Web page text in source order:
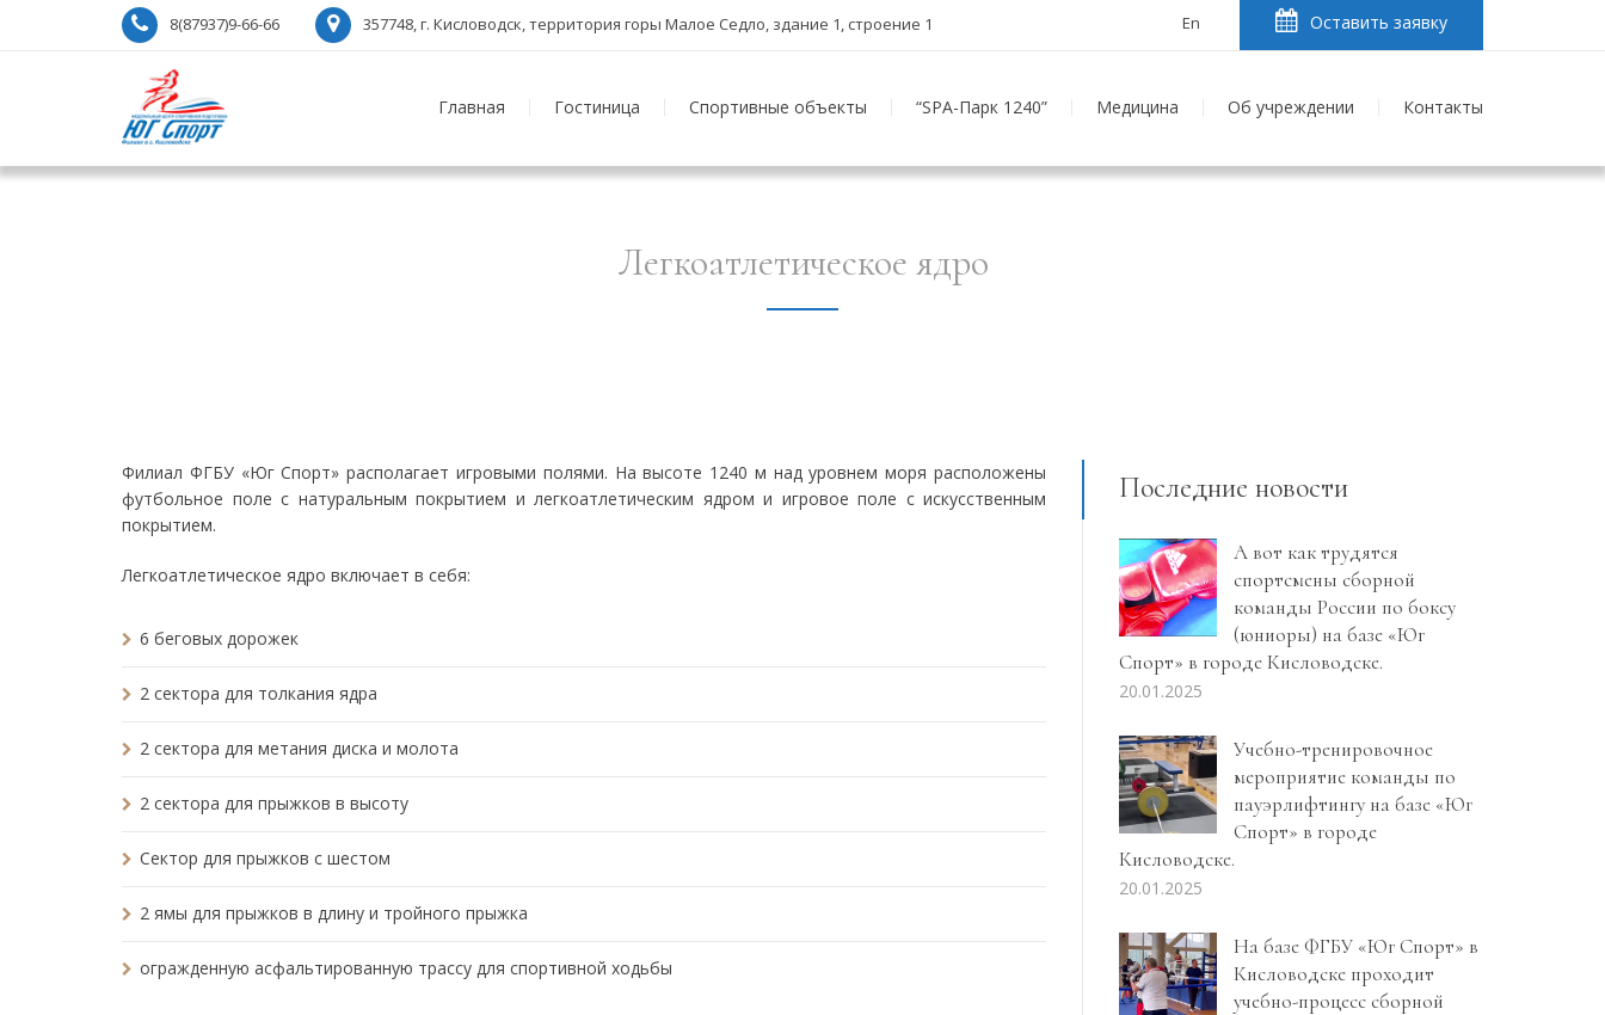
8(87937)9-66-66 357748, г. Кисловодск, территория горы Малое Седло, здание 1, строение 1 En Оставить заявку
Главная Гостиница Спортивные объекты “SPA-Парк 1240” Медицина Об учреждении Контакты
Легкоатлетическое ядро
Филиал ФГБУ «Юг Спорт» располагает игровыми полями. На высоте 1240 м над уровнем моря расположены
футбольное поле с натуральным покрытием и легкоатлетическим ядром и игровое поле с искусственным
покрытием.
Легкоатлетическое ядро включает в себя:
6 беговых дорожек
2 сектора для толкания ядра
2 сектора для метания диска и молота
2 сектора для прыжков в высоту
Сектор для прыжков с шестом
2 ямы для прыжков в длину и тройного прыжка
огражденную асфальтированную трассу для спортивной ходьбы
Последние новости
А вот как трудятся
спортсмены сборной
команды России по боксу
(юниоры) на базе «Юг
Спорт» в городе Кисловодске.
20.01.2025
Учебно-тренировочное
мероприятие команды по
пауэрлифтингу на базе «Юг
Спорт» в городе
Кисловодске.
20.01.2025
На базе ФГБУ «Юг Спорт» в
Кисловодске проходит
учебно-процесс сборной